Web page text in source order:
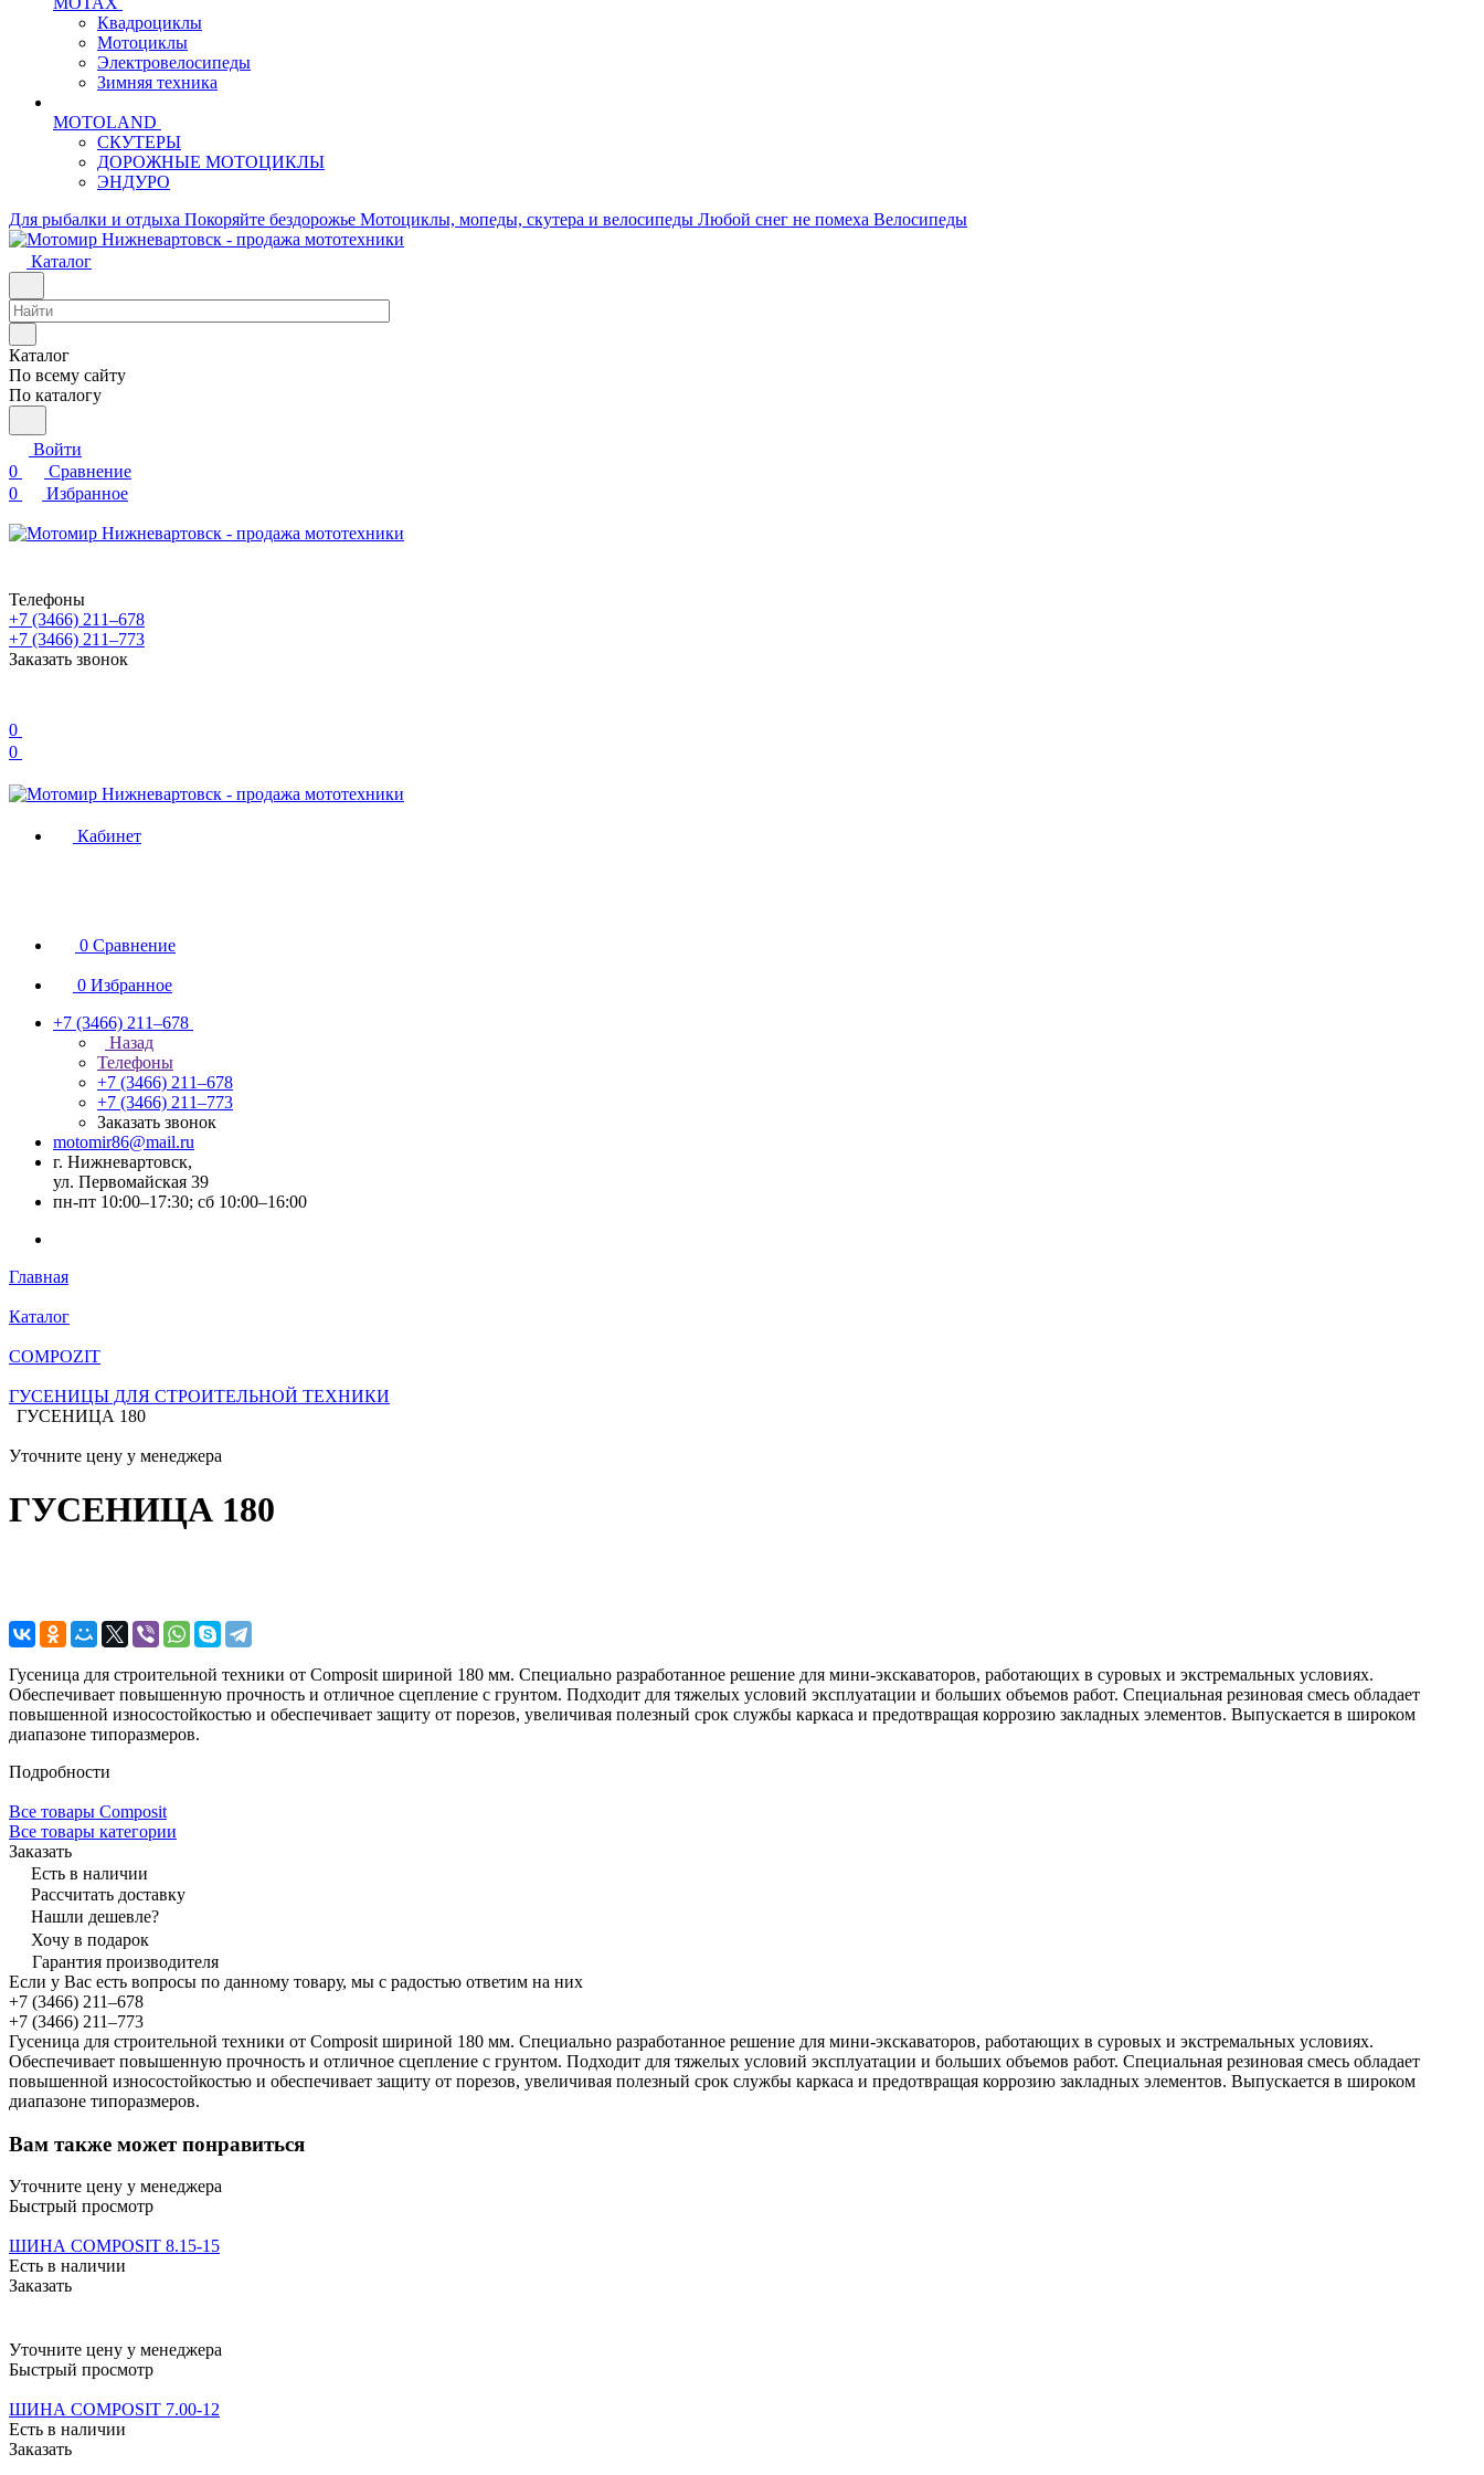
Квадроциклы
Мотоциклы
Электровелосипеды
Зимняя техника
MOTOLAND
СКУТЕРЫ
ДОРОЖНЫЕ МОТОЦИКЛЫ
ЭНДУРО
Для рыбалки и отдыха Покоряйте бездорожье Мотоциклы, мопеды, скутера и велосипеды Любой снег не помеха Велосипеды
Каталог
Каталог
По всему сайту
По каталогу
Войти
0
Сравнение
0
Избранное
Телефоны
+7 (3466) 211‒678
+7 (3466) 211‒773
Заказать звонок
0
0
Кабинет
0 Сравнение
0 Избранное
+7 (3466) 211‒678
Назад
Телефоны
+7 (3466) 211‒678
+7 (3466) 211‒773
Заказать звонок
motomir86@mail.ru
г. Нижневартовск,
ул. Первомайская 39
пн-пт 10:00–17:30; сб 10:00–16:00
Главная
Каталог
COMPOZIT
ГУСЕНИЦЫ ДЛЯ СТРОИТЕЛЬНОЙ ТЕХНИКИ
ГУСЕНИЦА 180
Уточните цену у менеджера
ГУСЕНИЦА 180
Гусеница для строительной техники от Composit шириной 180 мм. Специально разработанное решение для мини-экскаваторов, работающих в суровых и экстремальных условиях.
Обеспечивает повышенную прочность и отличное сцепление с грунтом. Подходит для тяжелых условий эксплуатации и больших объемов работ. Специальная резиновая смесь обладает
повышенной износостойкостью и обеспечивает защиту от порезов, увеличивая полезный срок службы каркаса и предотвращая коррозию закладных элементов. Выпускается в широком
диапазоне типоразмеров.
Подробности
Все товары Composit
Все товары категории
Заказать
Есть в наличии
Рассчитать доставку
Нашли дешевле?
Хочу в подарок
Гарантия производителя
Если у Вас есть вопросы по данному товару, мы с радостью ответим на них
+7 (3466) 211‒678
+7 (3466) 211‒773
Гусеница для строительной техники от Composit шириной 180 мм. Специально разработанное решение для мини-экскаваторов, работающих в суровых и экстремальных условиях.
Обеспечивает повышенную прочность и отличное сцепление с грунтом. Подходит для тяжелых условий эксплуатации и больших объемов работ. Специальная резиновая смесь обладает
повышенной износостойкостью и обеспечивает защиту от порезов, увеличивая полезный срок службы каркаса и предотвращая коррозию закладных элементов. Выпускается в широком
диапазоне типоразмеров.
Вам также может понравиться
Уточните цену у менеджера
Быстрый просмотр
ШИНА COMPOSIT 8.15-15
Есть в наличии
Заказать
Уточните цену у менеджера
Быстрый просмотр
ШИНА COMPOSIT 7.00-12
Есть в наличии
Заказать